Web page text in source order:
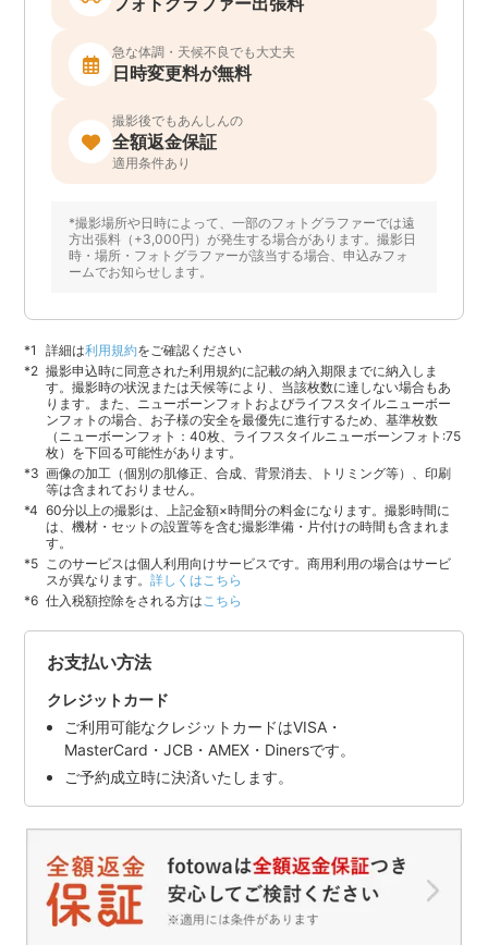
急な体調・天候不良でも大丈夫
日時変更料が無料
撮影後でもあんしんの
全額返金保証
適用条件あり
*撮影場所や日時によって、一部のフォトグラファーでは遠
方出張料（+3,000円）が発生する場合があります。撮影日
時・場所・フォトグラファーが該当する場合、申込みフォ
ームでお知らせします。
詳細は利用規約をご確認ください
撮影申込時に同意された利用規約に記載の納入期限までに納入しま
す。撮影時の状況または天候等により、当該枚数に達しない場合もあ
ります。また、ニューボーンフォトおよびライフスタイルニューボー
ンフォトの場合、お子様の安全を最優先に進行するため、基準枚数
（ニューボーンフォト：40枚、ライフスタイルニューボーンフォト:75
枚）を下回る可能性があります。
画像の加工（個別の肌修正、合成、背景消去、トリミング等）、印刷
等は含まれておりません。
60分以上の撮影は、上記金額×時間分の料金になります。撮影時間に
は、機材・セットの設置等を含む撮影準備・片付けの時間も含まれま
す。
このサービスは個人利用向けサービスです。商用利用の場合はサービ
スが異なります。詳しくはこちら
仕入税額控除をされる方はこちら
お支払い方法
クレジットカード
ご利用可能なクレジットカードはVISA・
MasterCard・JCB・AMEX・Dinersです。
ご予約成立時に決済いたします。